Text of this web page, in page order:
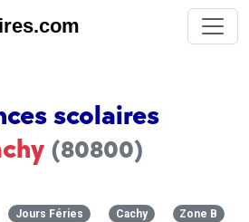
scolaires
(80800)
Jours Féries Cachy Zone B